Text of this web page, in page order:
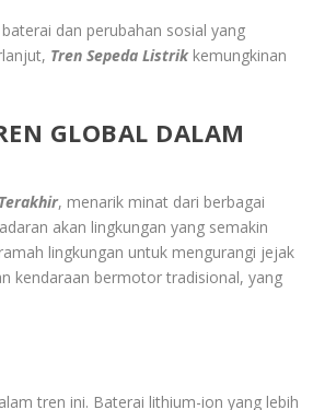
dan perubahan sosial yang
Tren Sepeda Listrikkemungkinan
GLOBAL DALAM
, menarik minat dari berbagai
akan lingkungan yang semakin
lingkungan untuk mengurangi jejak
kendaraan bermotor tradisional, yang
tren ini. Baterai lithium-ion yang lebih